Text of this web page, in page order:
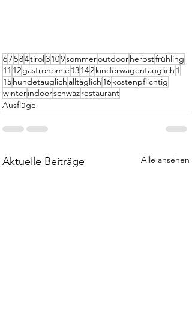
67584tirol3109sommeroutdoorherbstfrühling
11 12gastronomie 13142kinderwagentauglich 1
15hundetauglich alltäglich 16kostenpflichtig
winterindoorschwazrestaurant
Ausflüge
Aktuelle Beiträge Alle ansehen